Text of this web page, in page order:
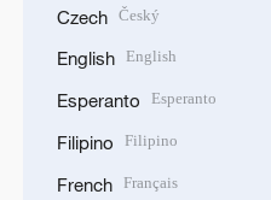
Czech Český
English English
Esperanto Esperanto
Filipino Filipino
French Français